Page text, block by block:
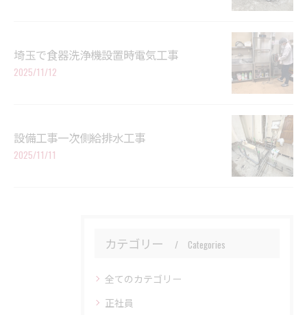
埼玉で食器洗浄機設置時電気工事
2025/11/12
設備工事一次側給排水工事
2025/11/11
カテゴリー Categories
全てのカテゴリー
正社員